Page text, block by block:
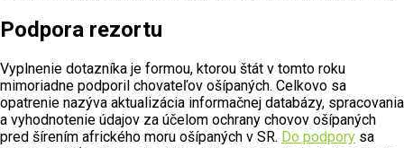
Podpora rezortu
Vyplnenie dotazníka je formou, ktorou štát v tomto roku
mimoriadne podporil chovateľov ošípaných. Celkovo sa
opatrenie nazýva aktualizácia informačnej databázy, spracovania
a vyhodnotenie údajov za účelom ochrany chovov ošípaných
pred šírením afrického moru ošípaných v SR. Do podpory sa